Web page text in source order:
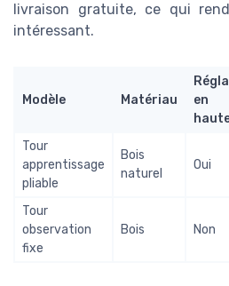
livraison gratuite, ce qui
intéressant.
Modèle Matériau
en
Tour
apprentissage
pliable
Bois
naturel
Oui
Tour
observation
fixe
Bois Non